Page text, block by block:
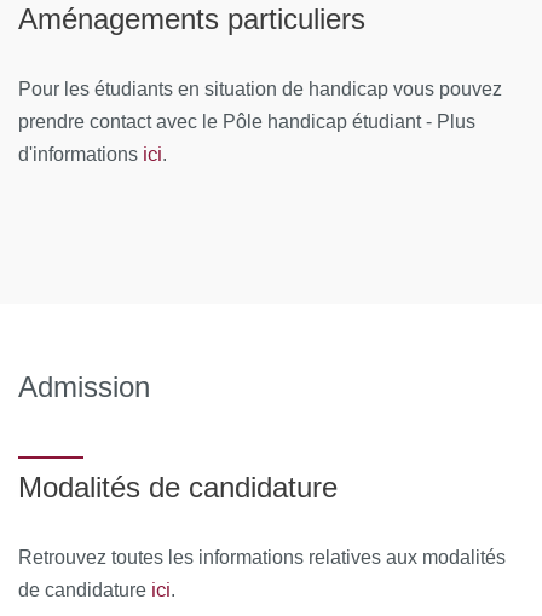
Aménagements particuliers
Pour les étudiants en situation de handicap vous pouvez
prendre contact avec le Pôle handicap étudiant - Plus
d'informations ici.
Admission
Modalités de candidature
Retrouvez toutes les informations relatives aux modalités
de candidature ici.